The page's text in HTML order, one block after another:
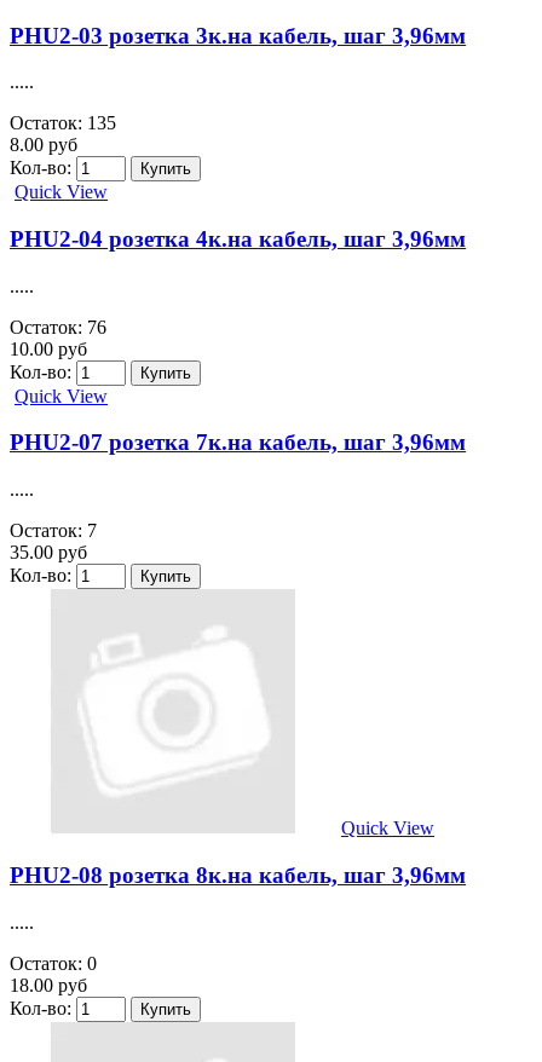
PHU2-03 розетка 3к.на кабель, шаг 3,96мм
.....
Остаток: 135
8.00 руб
Кол-во:
Quick View
PHU2-04 розетка 4к.на кабель, шаг 3,96мм
.....
Остаток: 76
10.00 руб
Кол-во:
Quick View
PHU2-07 розетка 7к.на кабель, шаг 3,96мм
.....
Остаток: 7
35.00 руб
Кол-во:
Quick View
PHU2-08 розетка 8к.на кабель, шаг 3,96мм
.....
Остаток: 0
18.00 руб
Кол-во: